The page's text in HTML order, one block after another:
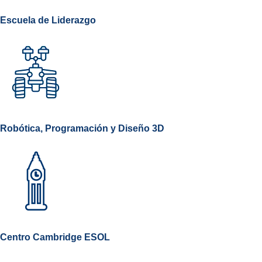
Escuela de Liderazgo
Robótica, Programación y Diseño 3D
Centro Cambridge ESOL